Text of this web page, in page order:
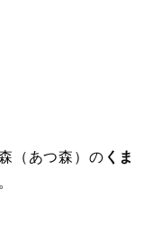
（あつ森）の くま